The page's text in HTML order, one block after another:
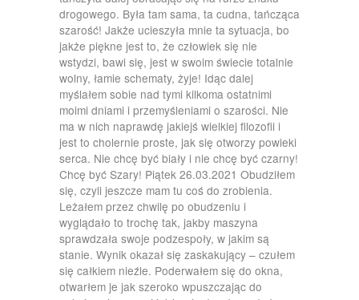
drogowego. Była tam sama, ta cudna, tańcząca
szarość! Jakże ucieszyła mnie ta sytuacja, bo
jakże piękne jest to, że człowiek się nie
wstydzi, bawi się, jest w swoim świecie totalnie
wolny, łamie schematy, żyje! Idąc dalej
myślałem sobie nad tymi kilkoma ostatnimi
moimi dniami i przemyśleniami o szarości. Nie
ma w nich naprawdę jakiejś wielkiej filozofii i
jest to cholernie proste, jak się otworzy powieki
serca. Nie chcę być biały i nie chcę być czarny!
Chcę być Szary! Piątek 26.03.2021 Obudziłem
się, czyli jeszcze mam tu coś do zrobienia.
Leżałem przez chwilę po obudzeniu i
wyglądało to trochę tak, jakby maszyna
sprawdzała swoje podzespoły, w jakim są
stanie. Wynik okazał się zaskakujący – czułem
się całkiem nieźle. Poderwałem się do okna,
otwarłem je jak szeroko wpuszczając do